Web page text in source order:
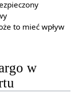
to mieć wpływ
w